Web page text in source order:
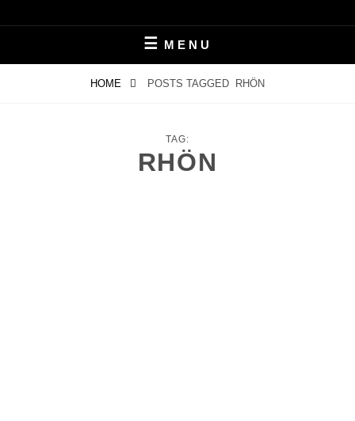
to
PERIFAIR
MENU
HOME POSTS TAGGED RHÖN
TAG:
RHÖN